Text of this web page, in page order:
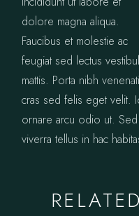
dolore magna aliqua.
Faucibus et molestie ac
feugiat sed lectus
mattis. Porta nibh
cras sed felis eget velit.
ornare arcu odio ut. Sed
viverra tellus in hac